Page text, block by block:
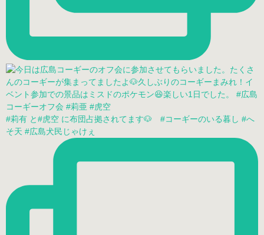
#莉有 と#虎空 に布団占拠されてます🐶 #コーギーのいる暮し #へ
そ天 #広島犬民じゃけぇ